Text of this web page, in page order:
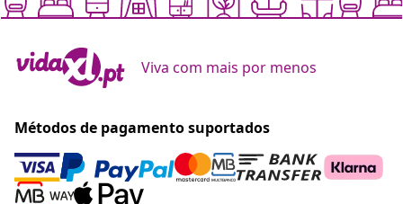
Viva com mais por menos
Métodos de pagamento suportados